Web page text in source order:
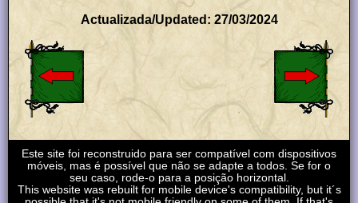
Actualizada/Updated: 27/03/2024
Este site foi reconstruido para ser compatível com dispositivos
móveis, mas é possível que não se adapte a todos. Se for o
seu caso, rode-o para a posição horizontal.
This website was rebuilt for mobile device's compatibility, but it´s